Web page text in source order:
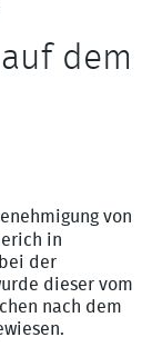
dem
von
in
der
dieser vom
nach dem